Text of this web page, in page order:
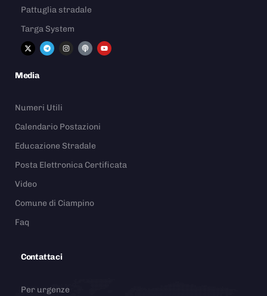
Pattuglia stradale
Targa System
Media
Numeri Utili
Calendario Postazioni
Educazione Stradale
Posta Elettronica Certificata
Video
Comune di Ciampino
Faq
Contattaci
Per urgenze